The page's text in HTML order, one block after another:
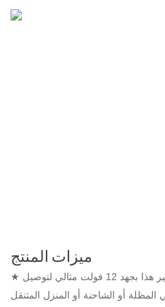
ميزات المنتج
★ صندوق مخرج الطاقة الصغير هذا بجهد 12 فولت مثالي لتوصيل